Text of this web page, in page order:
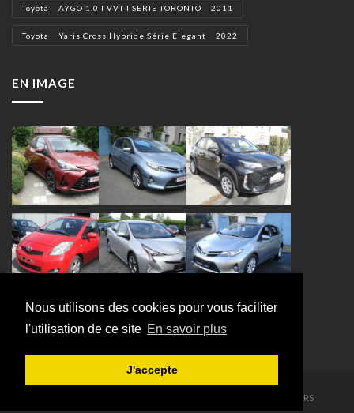
Nous utilisons des cookies pour vous faciliter
l'utilisation de ce site En savoir plus
J'accepte
Toyota AYGO 1.0 I VVT-I SERIE TORONTO 2011
Toyota Yaris Cross Hybride Série Elegant 2022
EN IMAGE
GARAGE JAPCARS